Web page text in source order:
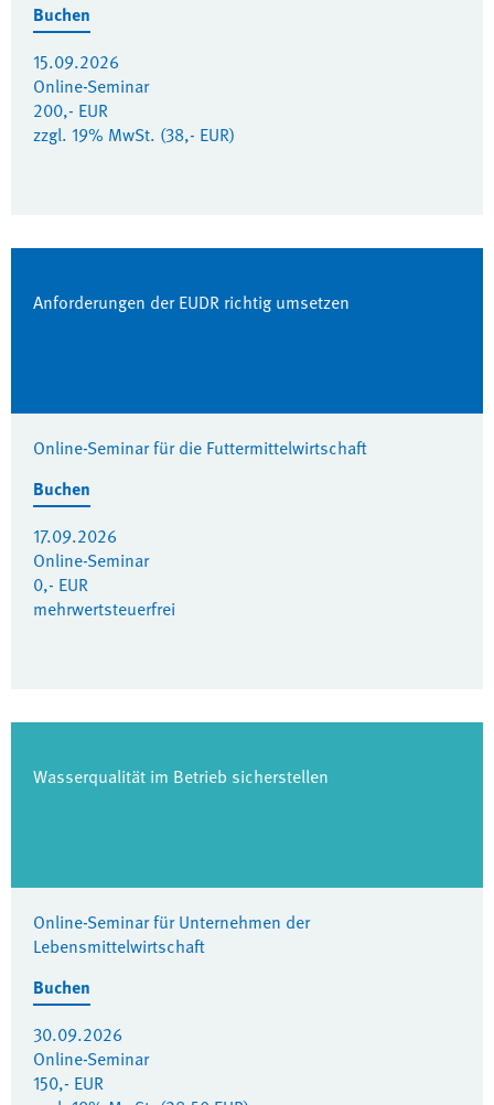
Buchen
15.09.2026
Online-Seminar
200,- EUR
zzgl. 19% MwSt. (38,- EUR)
Anforderungen der EUDR richtig umsetzen
Online-Seminar für die Futtermittelwirtschaft
Buchen
17.09.2026
Online-Seminar
0,- EUR
mehrwertsteuerfrei
Wasserqualität im Betrieb sicherstellen
Online-Seminar für Unternehmen der
Lebensmittelwirtschaft
Buchen
30.09.2026
Online-Seminar
150,- EUR